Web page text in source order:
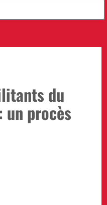
du
un procès